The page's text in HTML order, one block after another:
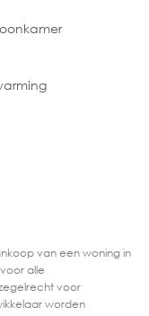
van een woning in
alle
voor
worden